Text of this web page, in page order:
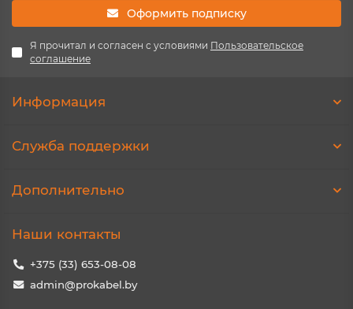
Оформить подписку
Я прочитал и согласен с условиями Пользовательское
соглашение
Информация
Служба поддержки
Дополнительно
Наши контакты
+375 (33) 653-08-08
admin@prokabel.by